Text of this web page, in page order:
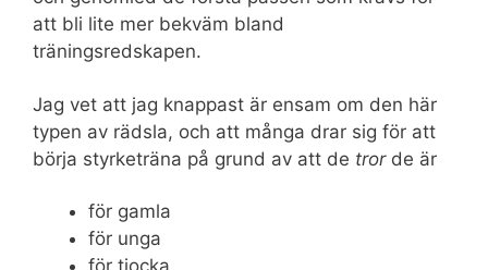
att bli lite mer bekväm bland
träningsredskapen.
Jag vet att jag knappast är ensam om den här
typen av rädsla, och att många drar sig för att
börja styrketräna på grund av att de tror de är
för gamla
för unga